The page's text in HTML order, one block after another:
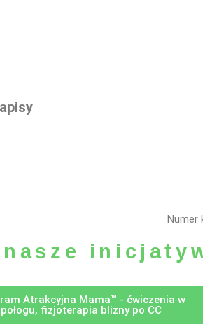
Numer
Atrakcyjna Mama™ - ćwiczenia w
połogu, fizjoterapia blizny po CC